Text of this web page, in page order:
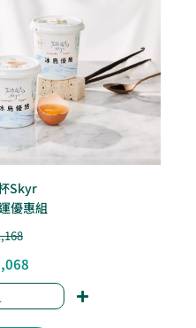
Skyr
優惠組